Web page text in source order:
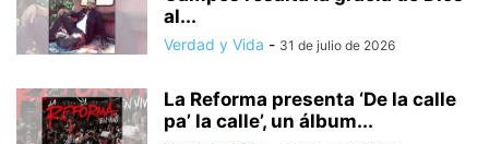
al...
Verdad y Vida - 31 de julio de 2026
La Reforma presenta ‘De la calle
pa’ la calle’, un álbum...